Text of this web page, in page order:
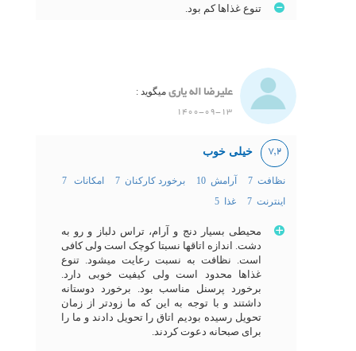
تنوع غذاها کم بود.
علیرضا اله یاری میگوید :
1400-09-13
7,2 خیلی خوب
نظافت 7 آرامش 10 برخورد کارکنان 7
امکانات 7
اینترنت 7
غذا 5
محیطی بسیار دنج و آرام، تراس دلباز و رو به
دشت. اندازه اتاقها نسبتا کوچک است ولی کافی
است. نظافت به نسبت رعایت میشود. تنوع
غذاها محدود است ولی کیفیت خوبی دارد.
برخورد پرسنل مناسب بود. برخورد دوستانه
داشتند و با توجه به این که ما زودتر از زمان
تحویل رسیده بودیم اتاق را تحویل دادند و ما را
برای صبحانه دعوت کردند.